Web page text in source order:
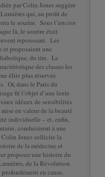
par Colin Jones suggère
qui, au profit de
le sourire. Sous l’ancien
là, le sourire était
repoussant. Les
et proposaient une
du rire. Le
des classes les
élite plus réservée
Or, dans le Paris du
fit l’objet d’une lente
idéaux de sensibilités
en valeur de la beauté
individuelle – et, enfin,
conduisirent à une
Jones sollicite la
de la médecine et
proposer une histoire du
de la Révolution
en cause.